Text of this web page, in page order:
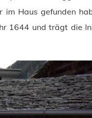
im Haus gefunden
1644 und trägt die